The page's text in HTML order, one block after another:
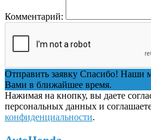
Комментарий:
Отправить заявку Спасибо! Наши
Вами в ближайшее время.
Нажимая на кнопку, вы даете
персональных данных и
конфиденциальности.